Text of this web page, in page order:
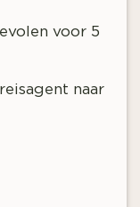
voor 5
naar